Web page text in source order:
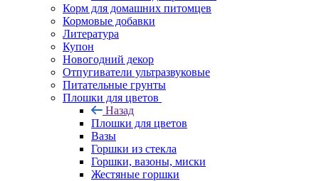
Корм для домашних питомцев
Кормовые добавки
Литература
Купон
Новогодний декор
Отпугиватели ультразвуковые
Питательные грунты
Плошки для цветов
Назад
Плошки для цветов
Вазы
Горшки из стекла
Горшки, вазоны, миски
Жестяные горшки